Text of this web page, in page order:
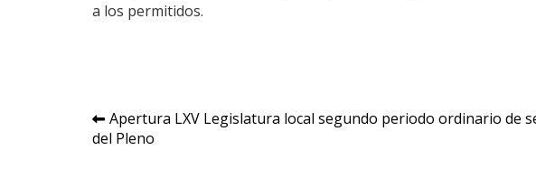
a los permitidos.
Navegación
de
Apertura LXV Legislatura local segundo periodo ordinario de
del Pleno